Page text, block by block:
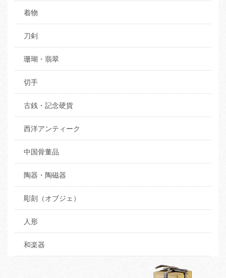
着物
刀剣
珊瑚・翡翠
切手
古銭・記念硬貨
西洋アンティーク
中国骨董品
陶器・陶磁器
彫刻（オブジェ）
人形
和楽器